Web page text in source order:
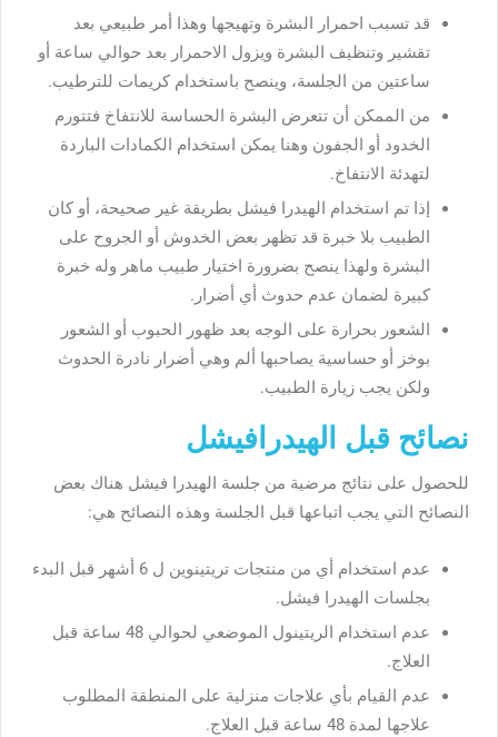
قد تسبب احمرار البشرة وتهيجها وهذا أمر طبيعي بعد
تقشير وتنظيف البشرة ويزول الاحمرار بعد حوالي ساعة أو
ساعتين من الجلسة، وينصح باستخدام كريمات للترطيب.
من الممكن أن تتعرض البشرة الحساسة للانتفاخ فتتورم
الخدود أو الجفون وهنا يمكن استخدام الكمادات الباردة
لتهدئة الانتفاخ.
إذا تم استخدام الهيدرا فيشل بطريقة غير صحيحة، أو كان
الطبيب بلا خبرة قد تظهر بعض الخدوش أو الجروح على
البشرة ولهذا ينصح بضرورة اختيار طبيب ماهر وله خبرة
كبيرة لضمان عدم حدوث أي أضرار.
الشعور بحرارة على الوجه بعد ظهور الحبوب أو الشعور
بوخز أو حساسية يصاحبها ألم وهي أضرار نادرة الحدوث
ولكن يجب زيارة الطبيب.
نصائح قبل الهيدرافيشل
للحصول على نتائج مرضية من جلسة الهيدرا فيشل هناك بعض
النصائح التي يجب اتباعها قبل الجلسة وهذه النصائح هي:
عدم استخدام أي من منتجات تريتينوين ل 6 أشهر قبل البدء
بجلسات الهيدرا فيشل.
عدم استخدام الريتينول الموضعي لحوالي 48 ساعة قبل
العلاج.
عدم القيام بأي علاجات منزلية على المنطقة المطلوب
علاجها لمدة 48 ساعة قبل العلاج.